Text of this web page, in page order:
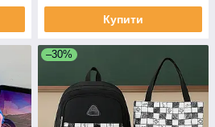
Купити
–30%